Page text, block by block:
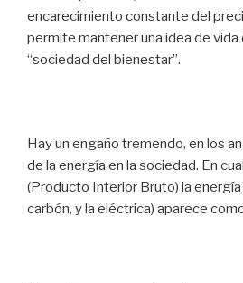
encarecimiento constante del
permite mantener una idea de vida
“sociedad del bienestar”.
Hay un engaño tremendo, en los
de la energía en la sociedad. En
(Producto Interior Bruto) la
carbón, y la eléctrica) aparece